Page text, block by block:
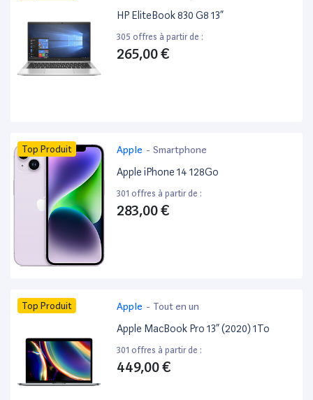
HP EliteBook 830 G8 13”
305 offres à partir de :
265,00 €
Top Produit Apple - Smartphone
Apple iPhone 14 128Go
301 offres à partir de :
283,00 €
Top Produit Apple - Tout en un
Apple MacBook Pro 13” (2020) 1To
301 offres à partir de :
449,00 €